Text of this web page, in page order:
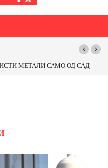
МЕТАЛИ САМО ОД САД